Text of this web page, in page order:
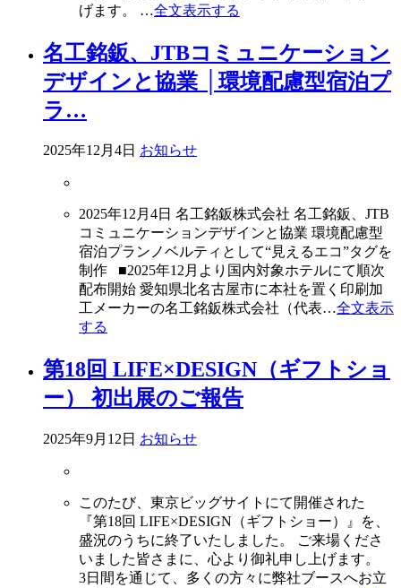
げます。 …全文表示する
名工銘鈑、JTBコミュニケーション
デザインと協業 │環境配慮型宿泊プ
ラ…
2025年12月4日 お知らせ
2025年12月4日 名工銘鈑株式会社 名工銘鈑、JTB
コミュニケーションデザインと協業 環境配慮型
宿泊プランノベルティとして“見えるエコ”タグを
制作 ■2025年12月より国内対象ホテルにて順次
配布開始 愛知県北名古屋市に本社を置く印刷加
工メーカーの名工銘鈑株式会社（代表…全文表示
する
第18回 LIFE×DESIGN（ギフトショ
ー） 初出展のご報告
2025年9月12日 お知らせ
このたび、東京ビッグサイトにて開催された
『第18回 LIFE×DESIGN（ギフトショー）』を、
盛況のうちに終了いたしました。 ご来場くださ
いました皆さまに、心より御礼申し上げます。
3日間を通じて、多くの方々に弊社ブースへお立